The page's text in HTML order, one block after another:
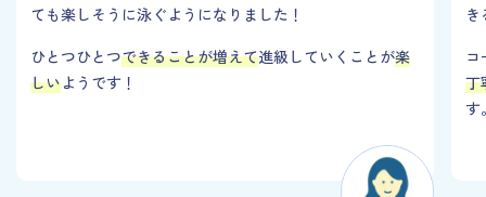
ても楽しそうに泳ぐようになりました！
ひとつひとつできることが増えて進級していくことが楽
しいようです！
丁
す